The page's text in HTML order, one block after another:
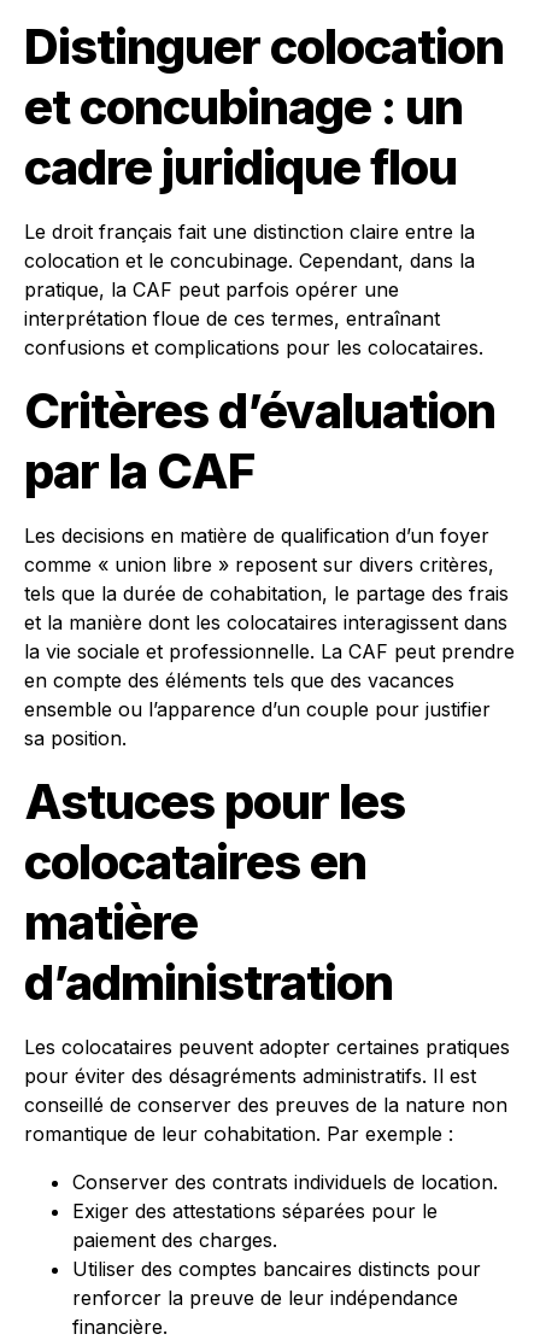
Distinguer colocation
et concubinage : un
cadre juridique flou
Le droit français fait une distinction claire entre la
colocation et le concubinage. Cependant, dans la
pratique, la CAF peut parfois opérer une
interprétation floue de ces termes, entraînant
confusions et complications pour les colocataires.
Critères d’évaluation
par la CAF
Les decisions en matière de qualification d’un foyer
comme « union libre » reposent sur divers critères,
tels que la durée de cohabitation, le partage des frais
et la manière dont les colocataires interagissent dans
la vie sociale et professionnelle. La CAF peut prendre
en compte des éléments tels que des vacances
ensemble ou l’apparence d’un couple pour justifier
sa position.
Astuces pour les
colocataires en
matière
d’administration
Les colocataires peuvent adopter certaines pratiques
pour éviter des désagréments administratifs. Il est
conseillé de conserver des preuves de la nature non
romantique de leur cohabitation. Par exemple :
Conserver des contrats individuels de location.
Exiger des attestations séparées pour le
paiement des charges.
Utiliser des comptes bancaires distincts pour
renforcer la preuve de leur indépendance
financière.